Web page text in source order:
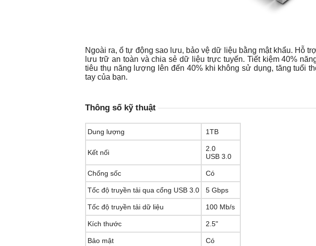
Ngoài ra, ổ tự động sao lưu, bảo vệ dữ liệu bằng mật khẩu. Hỗ
lưu trữ an toàn và chia sẻ dữ liệu trực tuyến. Tiết kiệm 40%
tiêu thụ năng lượng lên đến 40% khi không sử dụng, tăng tuổi
tay của bạn.
Thông số kỹ thuật
Dung lượng 1TB
Kết nối
2.0
USB 3.0
Chống sốc Có
Tốc độ truyền tải qua cổng USB 3.0 5 Gbps
Tốc độ truyền tải dữ liệu 100 Mb/s
Kích thước 2.5"
Bảo mật Có